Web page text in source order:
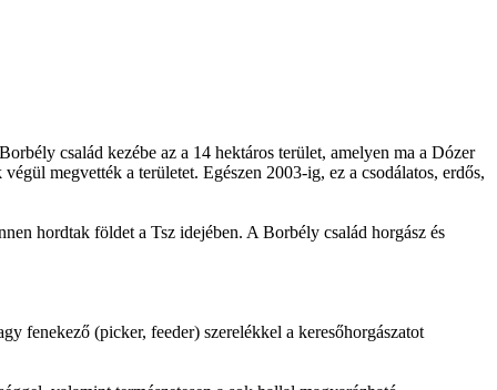
család kezébe az a 14 hektáros terület, amelyen ma a Dózer
megvették a területet. Egészen 2003-ig, ez a csodálatos, erdős,
hordtak földet a Tsz idejében. A Borbély család horgász és
fenekező (picker, feeder) szerelékkel a keresőhorgászatot